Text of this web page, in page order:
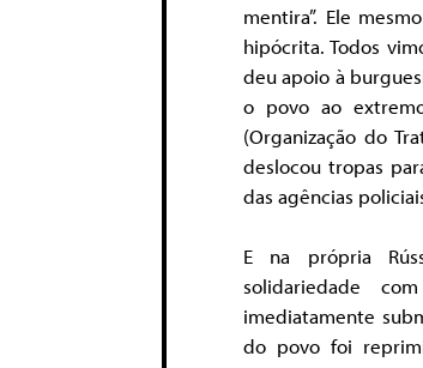
mentira”. Ele
hipócrita. Todos
deu apoio à
o povo ao
(Organização do
deslocou tropas
das agências
E na própria
solidariedade
imediatamente
do povo foi